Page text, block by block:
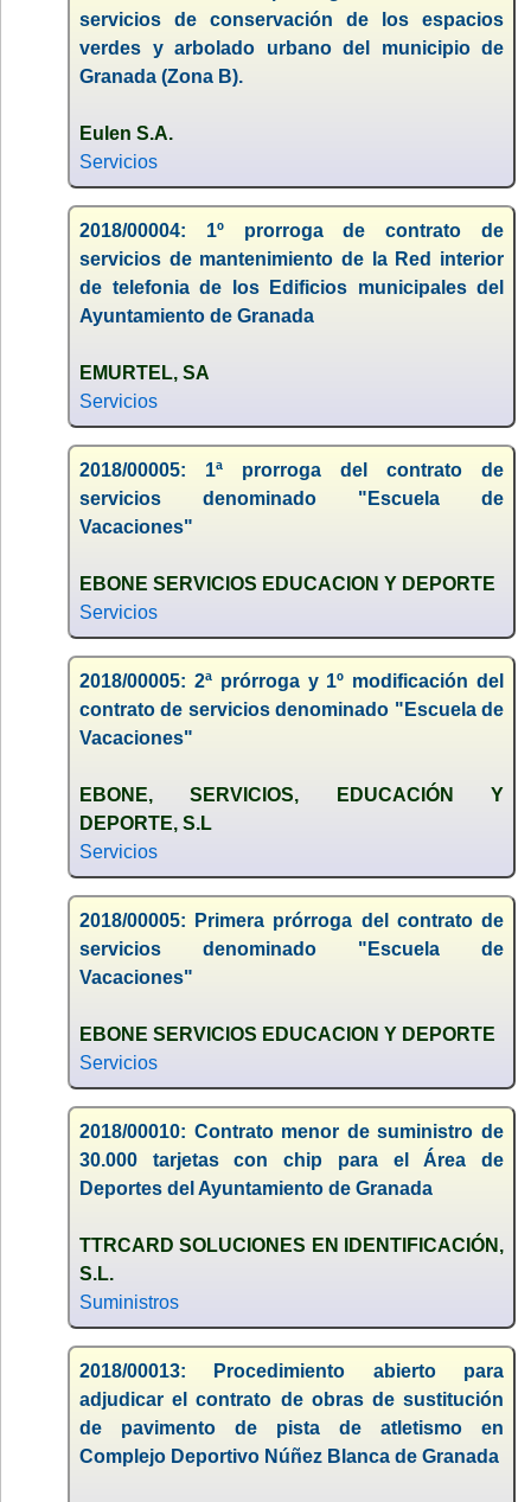
servicios de conservación de los espacios
verdes y arbolado urbano del municipio de
Granada (Zona B).
Eulen S.A.
Servicios
2018/00004: 1º prorroga de contrato de
servicios de mantenimiento de la Red interior
de telefonia de los Edificios municipales del
Ayuntamiento de Granada
EMURTEL, SA
Servicios
2018/00005: 1ª prorroga del contrato de
servicios denominado "Escuela de
Vacaciones"
EBONE SERVICIOS EDUCACION Y DEPORTE
Servicios
2018/00005: 2ª prórroga y 1º modificación del
contrato de servicios denominado "Escuela de
Vacaciones"
EBONE, SERVICIOS, EDUCACIÓN Y
DEPORTE, S.L
Servicios
2018/00005: Primera prórroga del contrato de
servicios denominado "Escuela de
Vacaciones"
EBONE SERVICIOS EDUCACION Y DEPORTE
Servicios
2018/00010: Contrato menor de suministro de
30.000 tarjetas con chip para el Área de
Deportes del Ayuntamiento de Granada
TTRCARD SOLUCIONES EN IDENTIFICACIÓN,
S.L.
Suministros
2018/00013: Procedimiento abierto para
adjudicar el contrato de obras de sustitución
de pavimento de pista de atletismo en
Complejo Deportivo Núñez Blanca de Granada